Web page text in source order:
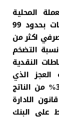
المحلية
المصدرة وهي تتجاوز حاليا كما تشير البيانات بحدود 99
اكثر من
نسبة التضخم
النقدية
العجز الذي
سيتجاوز 63 تريليون دينار وبنسبة تتجاوز 30% من الناتج
الادارة
الضغط على البنك